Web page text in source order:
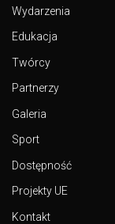
Wydarzenia
Edukacja
Twórcy
Partnerzy
Galeria
Sport
Dostępność
Projekty UE
Kontakt